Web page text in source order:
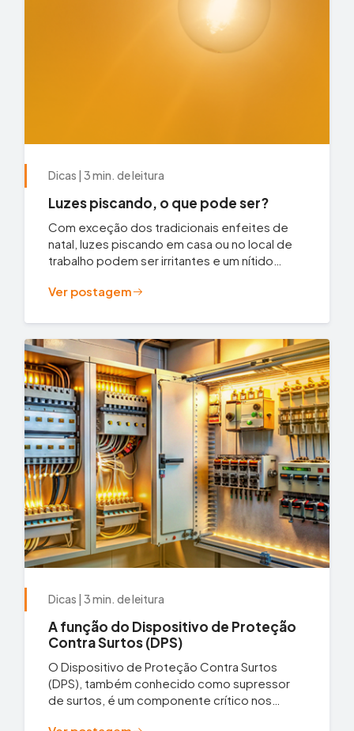
Dicas | 3 min. de leitura
Luzes piscando, o que pode ser?
Com exceção dos tradicionais enfeites de
natal, luzes piscando em casa ou no local de
trabalho podem ser irritantes e um nítido
Ver postagem
Dicas | 3 min. de leitura
A função do Dispositivo de Proteção
Contra Surtos (DPS)
O Dispositivo de Proteção Contra Surtos
(DPS), também conhecido como supressor
de surtos, é um componente crítico nos